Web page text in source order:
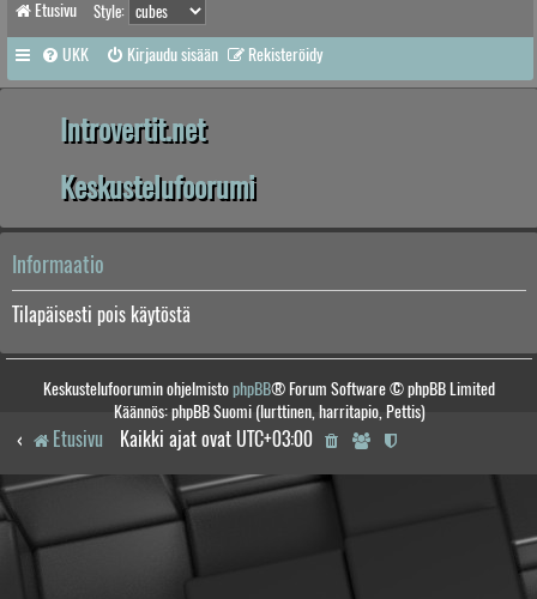
Etusivu Style:
UKK Kirjaudu sisään Rekisteröidy
Introvertit.net
Keskustelufoorumi
Informaatio
Tilapäisesti pois käytöstä
Keskustelufoorumin ohjelmistophpBB® Forum Software © phpBB Limited
Käännös: phpBB Suomi (lurttinen, harritapio, Pettis)
Etusivu Kaikki ajat ovat UTC+03:00